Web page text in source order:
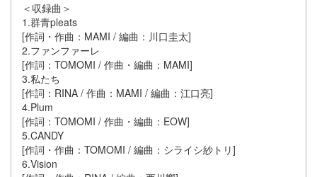
＜収録曲＞
1.群青pleats
[作詞・作曲：MAMI / 編曲：川口圭太]
2.ファンファーレ
[作詞：TOMOMI / 作曲・編曲：MAMI]
3.私たち
[作詞：RINA / 作曲：MAMI / 編曲：江口亮]
4.Plum
[作詞：TOMOMI / 作曲・編曲：EOW]
5.CANDY
[作詞・作曲：TOMOMI / 編曲：シライシ紗トリ]
6.Vision